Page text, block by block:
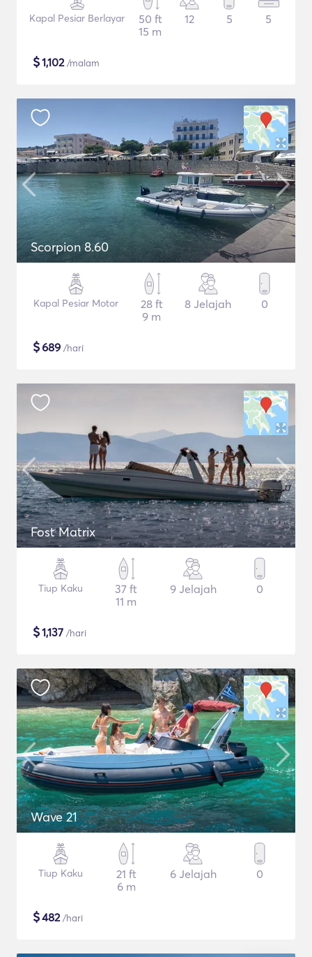
Kapal Pesiar Berlayar
50 ft
15 m
12 5 5
$1,102/malam
Scorpion 8.60
Kapal Pesiar Motor
28 ft
9 m
8 Jelajah 0
$689 /hari
Fost Matrix
Tiup Kaku
37 ft
11 m
9 Jelajah 0
$1,137 /hari
Wave 21
Tiup Kaku
21 ft
6 m
6 Jelajah 0
$482/hari